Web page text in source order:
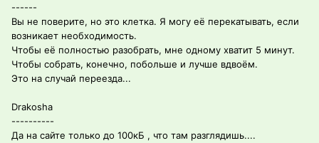
------
Вы не поверите, но это клетка. Я могу её перекатывать, если
возникает необходимость.
Чтобы её полностью разобрать, мне одному хватит 5 минут.
Чтобы собрать, конечно, побольше и лучше вдвоём.
Это на случай переезда...
Drakosha
----------
Да на сайте только до 100кБ , что там разглядишь....